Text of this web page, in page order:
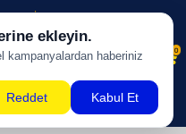
BİZDEN !
0